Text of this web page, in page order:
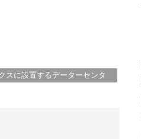
スに設置するデーターセンタ